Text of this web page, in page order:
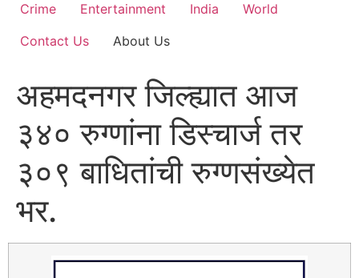
Crime
Entertainment India
World
Contact Us
About Us
अहमदनगर जिल्ह्यात आज
३४० रुग्णांना डिस्चार्ज तर
३०९ बाधितांची रुग्णसंख्येत
भर.